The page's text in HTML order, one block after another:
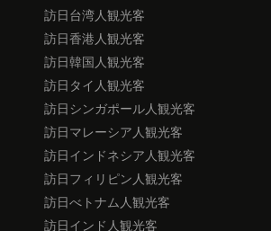
訪日台湾人観光客
訪日香港人観光客
訪日韓国人観光客
訪日タイ人観光客
訪日シンガポール人観光客
訪日マレーシア人観光客
訪日インドネシア人観光客
訪日フィリピン人観光客
訪日べトナム人観光客
訪日インド人観光客